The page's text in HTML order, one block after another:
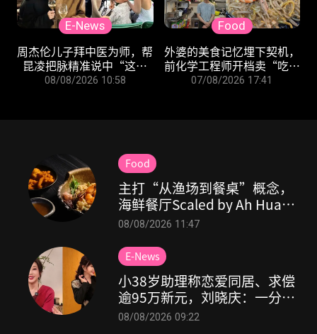
E-News
周杰伦儿子拜中医为师，帮
昆凌把脉精准说中“这件
事”
08/08/2026 10:58
Food
外婆的美食记忆埋下契机，
前化学工程师开档卖“吃不
腻”的炒福建虾面！
07/08/2026 17:41
主打“从渔场到餐桌”概念，
海鲜餐厅Scaled by Ah Hua
Kelong将于9月告别现址
Food
08/08/2026 11:47
小38岁助理称恋爱同居、求偿
逾95万新元，刘晓庆：一分不
给！
E-News
08/08/2026 09:22